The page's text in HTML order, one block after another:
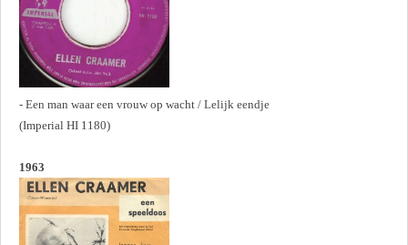
- Een man waar een vrouw op wacht / Lelijk eendje
(Imperial HI 1180)
1963